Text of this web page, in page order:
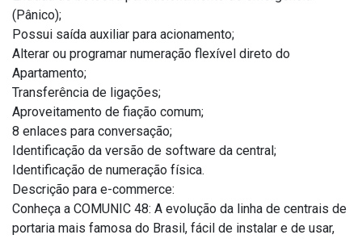
(Pânico);
Possui saída auxiliar para acionamento;
Alterar ou programar numeração flexível direto do
Apartamento;
Transferência de ligações;
Aproveitamento de fiação comum;
8 enlaces para conversação;
Identificação da versão de software da central;
Identificação de numeração física.
Descrição para e-commerce:
Conheça a COMUNIC 48: A evolução da linha de centrais de
portaria mais famosa do Brasil, fácil de instalar e de usar,